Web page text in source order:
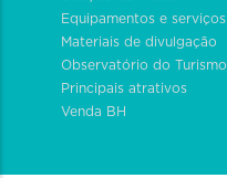
Equipamentos e serviços
Materiais de divulgação
Observatório do Turismo
Principais atrativos
Venda BH